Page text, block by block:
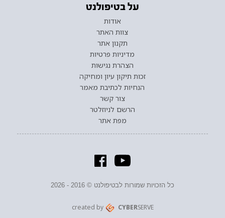
על בטיפולנט
אודות
צוות האתר
תקנון אתר
מדיניות פרטיות
הצהרת נגישות
זכות תיקון עיון ומחיקה
הנחיות לכתיבת מאמר
צור קשר
הרשם לניוזלטר
מפת אתר
כל הזכויות שמורות לבטיפולנט © 2016 - 2026
created by CYBERSERVE